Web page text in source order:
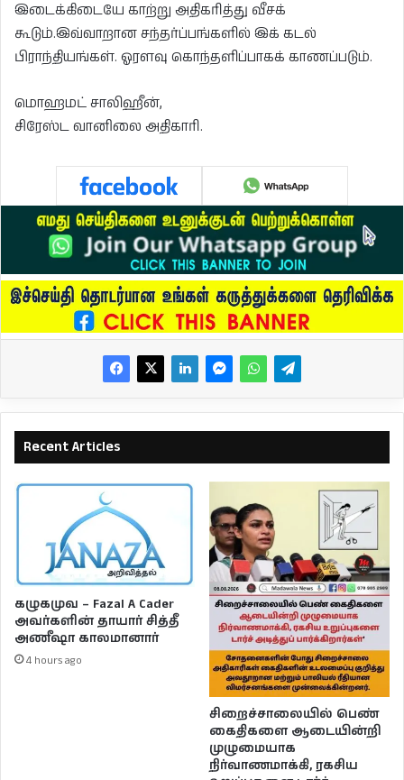
இடைக்கிடையே காற்று அதிகரித்து வீசக்
கூடும்.இவ்வாறான சந்தர்ப்பங்களில் இக் கடல்
பிராந்தியங்கள். ஓரளவு கொந்தளிப்பாகக் காணப்படும்.
மொஹமட் சாலிஹீன்,
சிரேஸ்ட வானிலை அதிகாரி.
Recent Articles
கழுகமுவ – Fazal A Cader
அவர்களின் தாயார் சித்தீ
அணீஷா காலமானார்
4 hours ago
சிறைச்சாலையில் பெண்
கைதிகளை ஆடையின்றி
முழுமையாக
நிர்வாணமாக்கி, ரகசிய